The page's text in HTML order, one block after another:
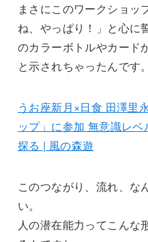
まさにこのワークショッ
ね、やっぱり！」と心に
のカラーボトルやカード
と示されちゃったんです。
うお座新月×日食 田澤里
ップ」に参加 無意識レ
探る | 風の森遊
このつながり、流れ、な
い。
人の潜在能力ってこんな